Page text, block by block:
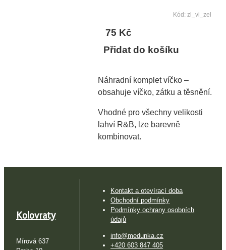
Kód: zl_vi_zel
75 Kč
Přidat do košíku
Náhradní komplet víčko –
obsahuje víčko, zátku a těsnění.
Vhodné pro všechny velikosti
lahví R&B, lze barevně
kombinovat.
Kolovraty
Mírová 637
Kontakt a otevírací doba
Obchodní podmínky
Podmínky ochrany osobních
údajů
info@medunka.cz
+420 603 847 405